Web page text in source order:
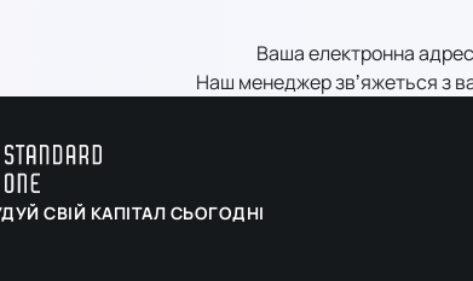
Ваша електронна
Наш менеджер звʼяжеться з
СВІЙ КАПІТАЛ СЬОГОДНІ